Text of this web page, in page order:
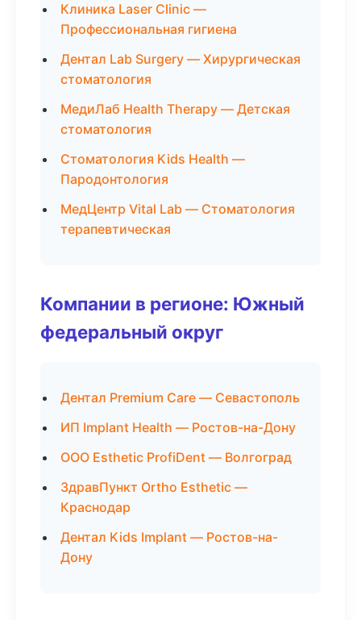
Клиника Laser Clinic —
Профессиональная гигиена
Дентал Lab Surgery — Хирургическая
стоматология
МедиЛаб Health Therapy — Детская
стоматология
Стоматология Kids Health —
Пародонтология
МедЦентр Vital Lab — Стоматология
терапевтическая
Компании в регионе: Южный
федеральный округ
Дентал Premium Care — Севастополь
ИП Implant Health — Ростов-на-Дону
ООО Esthetic ProfiDent — Волгоград
ЗдравПункт Ortho Esthetic —
Краснодар
Дентал Kids Implant — Ростов-на-
Дону